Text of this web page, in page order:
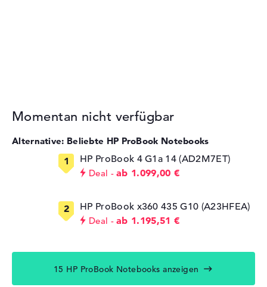
Momentan nicht verfügbar
Alternative: Beliebte HP ProBook Notebooks
HP ProBook 4 G1a 14 (AD2M7ET)
Deal ab 1.099,00 €
HP ProBook x360 435 G10 (A23HFEA)
Deal ab 1.195,51 €
15 HP ProBook Notebooks anzeigen